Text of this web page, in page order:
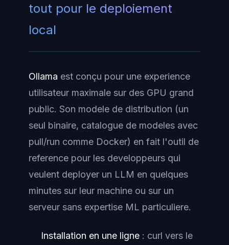
tout pour le deploiement
local
Ollama est conçu pour une experience
utilisateur maximale sur des GPU grand
public. Son modele de distribution (un
seul binaire, catalogue de modeles avec
pull/run comme Docker) en fait l'outil de
reference pour les developpeurs qui
veulent deployer un LLM en quelques
minutes sur leur machine ou sur un
serveur sans expertise ML particuliere.
Installation en une ligne : curl vers le